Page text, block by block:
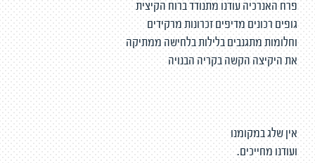
פרח האנרכיה עודנו מתנודד ברוח הקיצית
גופים רכונים מדיפים זכרונות מרקידים
וחלומות מתגנבים בלילות בלחישה ממתיקה
את היקיצה הקשה בקריה הבנויה
אין שלג במקומנו
ועודנו מחייכים.